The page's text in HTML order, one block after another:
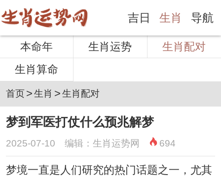
吉日 生肖 导航
本命年 生肖运势
生肖配对
生肖算命
首页>生肖 >生肖配对
梦到军医打仗什么预兆解梦
2025-07-10 编辑：生肖运势网 694
梦境一直是人们研究的热门话题之一，尤其